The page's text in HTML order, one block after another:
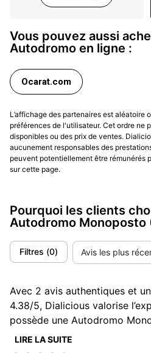
Vous pouvez aussi
Autodromo en ligne :
Ocarat.com
L’affichage des partenaires est aléatoire
préférences de l'utilisateur. Cet ordre ne
disponibles ou des prix de ventes.
aucunement responsables des
peuvent potentiellement être rémunérés
sur cette page.
Pourquoi les clients
Autodromo Monoposto
Filtres (0) Avis les plus
Avec 2 avis authentiques et
4.38/5, Dialicious valorise
possède une Autodromo
une source d’inspiration pour
la Autodromo Monoposto
LIRE LA SUITE